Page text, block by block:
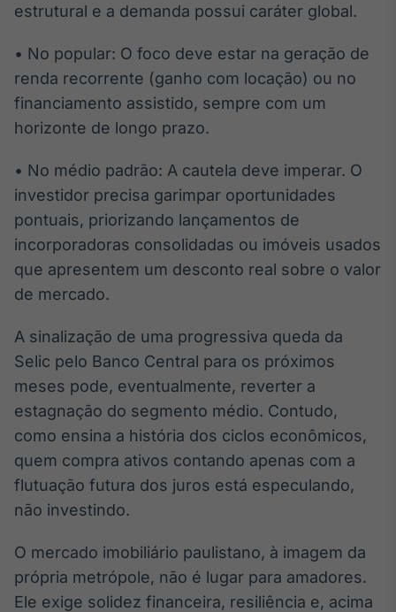
estrutural e a demanda possui caráter global.
• No popular: O foco deve estar na geração de
renda recorrente (ganho com locação) ou no
financiamento assistido, sempre com um
horizonte de longo prazo.
• No médio padrão: A cautela deve imperar. O
investidor precisa garimpar oportunidades
pontuais, priorizando lançamentos de
incorporadoras consolidadas ou imóveis usados
que apresentem um desconto real sobre o valor
de mercado.
A sinalização de uma progressiva queda da
Selic pelo Banco Central para os próximos
meses pode, eventualmente, reverter a
estagnação do segmento médio. Contudo,
como ensina a história dos ciclos econômicos,
quem compra ativos contando apenas com a
flutuação futura dos juros está especulando,
não investindo.
O mercado imobiliário paulistano, à imagem da
própria metrópole, não é lugar para amadores.
Ele exige solidez financeira, resiliência e, acima